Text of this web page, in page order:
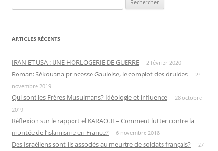
ARTICLES RÉCENTS
IRAN ET USA : UNE HORLOGERIE DE GUERRE 2 février 2020
Roman: Sékouana princesse Gauloise, le complot des druides
24
novembre 2019
Qui sont les Frères Musulmans? Idéologie et influence
28 octobre
2019
Réflexion sur le rapport el KARAOUI – Comment lutter contre la
montée de l’islamisme en France?
6 novembre 2018
Des Israéliens sont-ils associés au meurtre de soldats français?
27